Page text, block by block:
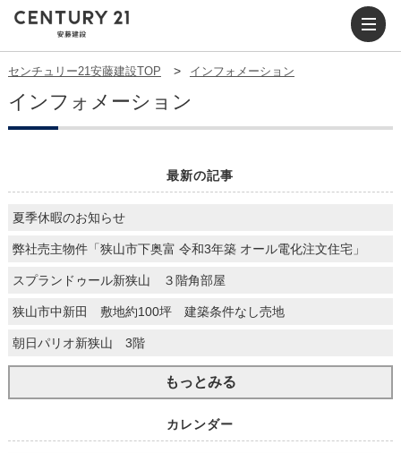
センチュリー21安藤建設TOP インフォメーション
インフォメーション
最新の記事
夏季休暇のお知らせ
弊社売主物件「狭山市下奥富 令和3年築 オール電化注文住宅」
スプランドゥール新狭山 ３階角部屋
狭山市中新田 敷地約100坪 建築条件なし売地
朝日パリオ新狭山 3階
もっとみる
カレンダー